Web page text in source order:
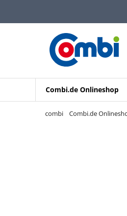
Zur Navigation springen
Zur Suche springen
Combi.de Onlineshop
combi Combi.de